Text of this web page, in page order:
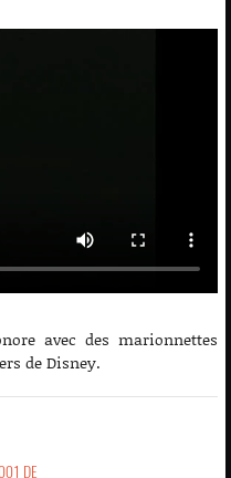
avec des marionnettes
de Disney.
DE